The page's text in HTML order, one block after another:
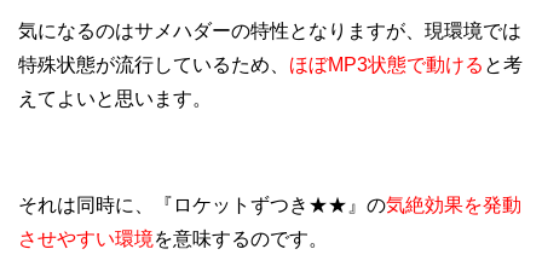
気になるのはサメハダーの特性となりますが、現環境では
特殊状態が流行しているため、 ほぼMP3状態で動ける と考
えてよいと思います。
それは同時に、『ロケットずつき★★』の気絶効果を発動
させやすい環境を意味するのです。